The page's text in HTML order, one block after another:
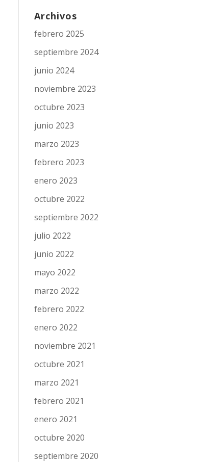
Archivos
febrero 2025
septiembre 2024
junio 2024
noviembre 2023
octubre 2023
junio 2023
marzo 2023
febrero 2023
enero 2023
octubre 2022
septiembre 2022
julio 2022
junio 2022
mayo 2022
marzo 2022
febrero 2022
enero 2022
noviembre 2021
octubre 2021
marzo 2021
febrero 2021
enero 2021
octubre 2020
septiembre 2020